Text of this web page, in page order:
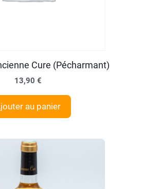
Cure (Pécharmant)
13,90 €
au panier